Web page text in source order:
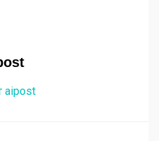
aipost